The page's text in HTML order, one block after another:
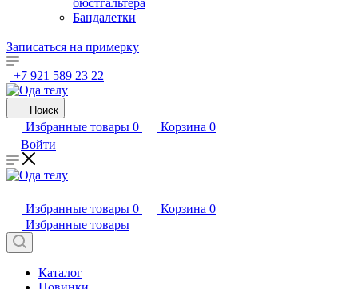
бюстгальтера
Бандалетки
Записаться на примерку
+7 921 589 23 22
Поиск
Избранные товары 0 Корзина 0
Войти
Избранные товары 0 Корзина 0
Избранные товары
Каталог